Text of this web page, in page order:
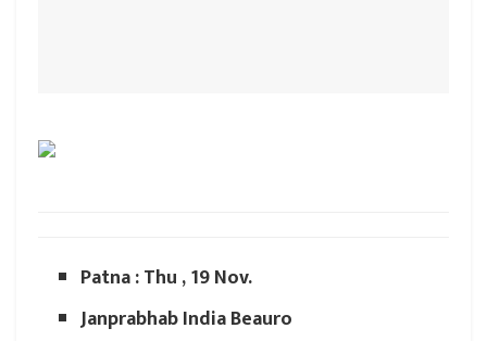
Patna : Thu , 19 Nov.
Janprabhab India Beauro